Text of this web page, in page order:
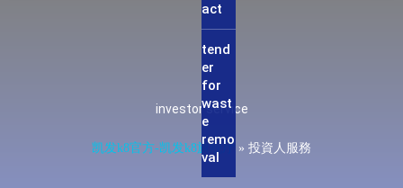
act
tend
er
for
wast
e
remo
val
investor service
凯发k8官方-凯发k8旗舰厅 » 投資人服務